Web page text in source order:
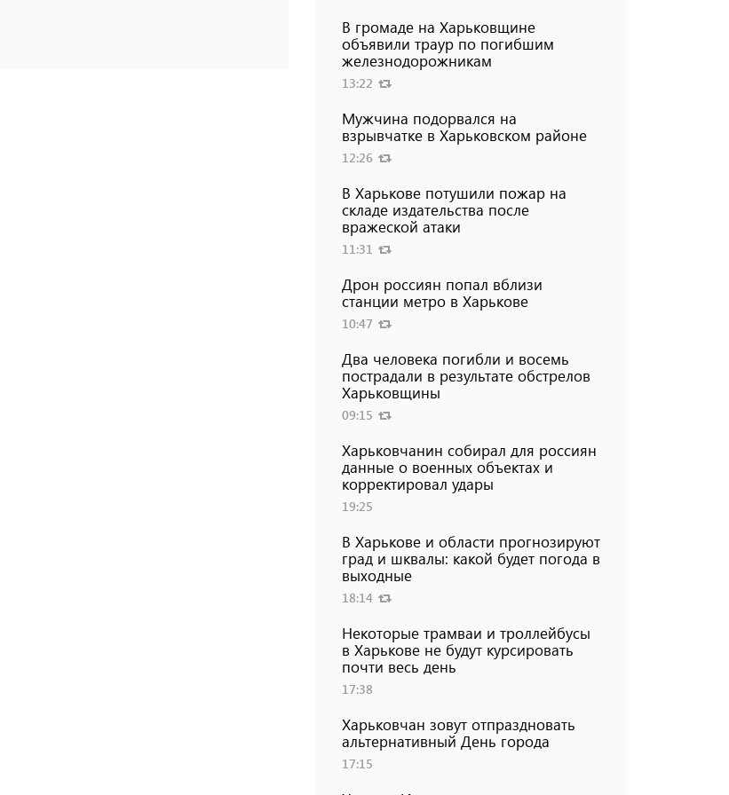
В громаде на Харьковщине
объявили траур по погибшим
железнодорожникам
13:22
Мужчина подорвался на
взрывчатке в Харьковском районе
12:26
В Харькове потушили пожар на
складе издательства после
вражеской атаки
11:31
Дрон россиян попал вблизи
станции метро в Харькове
10:47
Два человека погибли и восемь
пострадали в результате обстрелов
Харьковщины
09:15
Харьковчанин собирал для россиян
данные о военных объектах и ​​
корректировал удары
19:25
В Харькове и области прогнозируют
град и шквалы: какой будет погода в
выходные
18:14
Некоторые трамваи и троллейбусы
в Харькове не будут курсировать
почти весь день
17:38
Харьковчан зовут отпраздновать
альтернативный День города
17:15